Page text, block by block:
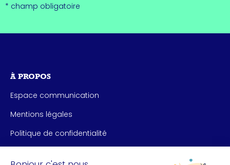
* champ obligatoire
À PROPOS
Espace communication
Mentions légales
Politique de confidentialité